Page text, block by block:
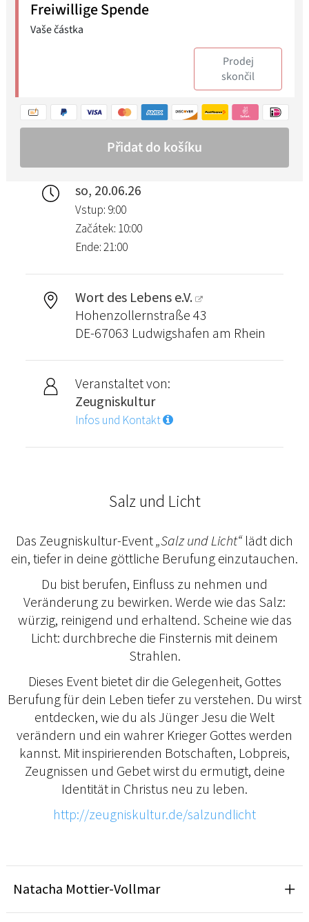
so, 20.06.26
Vstup: 9:00
Začátek: 10:00
Ende: 21:00
Wort des Lebens e.V.
Hohenzollernstraße 43
DE-67063 Ludwigshafen am Rhein
Veranstaltet von:
Zeugniskultur
Infos und Kontakt
Salz und Licht
Das Zeugniskultur-Event„Salz und Licht“lädt dich
ein, tiefer in deine göttliche Berufung einzutauchen.
Du bist berufen, Einfluss zu nehmen und
Veränderung zu bewirken. Werde wie das Salz:
würzig, reinigend und erhaltend. Scheine wie das
Licht: durchbreche die Finsternis mit deinem
Strahlen.
Dieses Event bietet dir die Gelegenheit, Gottes
Berufung für dein Leben tiefer zu verstehen. Du wirst
entdecken, wie du als Jünger Jesu die Welt
verändern und ein wahrer Krieger Gottes werden
kannst. Mit inspirierenden Botschaften, Lobpreis,
Zeugnissen und Gebet wirst du ermutigt, deine
Identität in Christus neu zu leben.
http://zeugniskultur.de/salzundlicht
Natacha Mottier-Vollmar